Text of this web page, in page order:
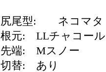
尻尾型: ネコマタ
根元: LLチャコー
先端: Mスノー
切替: あり